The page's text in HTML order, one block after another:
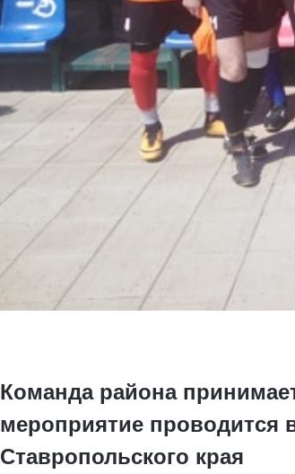
Команда района
мероприятие проводится
Ставропольского края